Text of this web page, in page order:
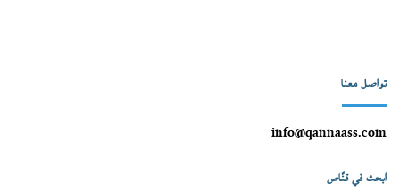
تواصل معنا
info@qannaass.com
ابحث في قنّاص